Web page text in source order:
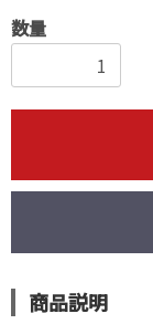
数量
商品説明